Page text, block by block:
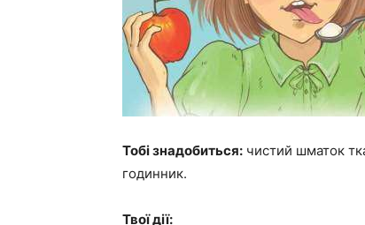
Тобі знадобиться: чистий шматок
годинник.
Твої дії: